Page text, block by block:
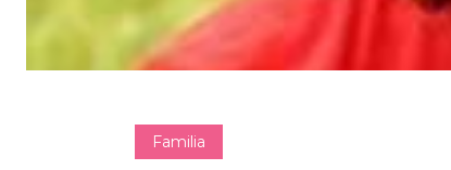
Familia